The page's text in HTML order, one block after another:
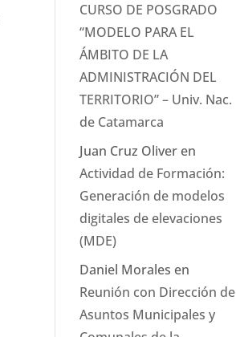
CURSO DE POSGRADO
“MODELO PARA EL
ÁMBITO DE LA
ADMINISTRACIÓN DEL
TERRITORIO” – Univ. Nac.
de Catamarca
Juan Cruz Oliver en
Actividad de Formación:
Generación de modelos
digitales de elevaciones
(MDE)
Daniel Morales en
Reunión con Dirección de
Asuntos Municipales y